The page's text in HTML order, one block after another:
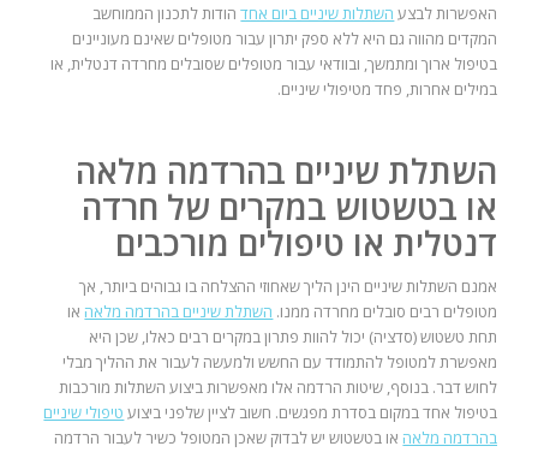
האפשרות לבצע השתלות שיניים ביום אחדהודות לתכנון הממוחשב
המקדים מהווה גם היא ללא ספק יתרון עבור מטופלים שאינם מעוניינים
בטיפול ארוך ומתמשך, ובוודאי עבור מטופלים שסובלים מחרדה דנטלית, או
במילים אחרות, פחד מטיפולי שיניים.
השתלת שיניים בהרדמה מלאה
או בטשטוש במקרים של חרדה
דנטלית או טיפולים מורכבים
אמנם השתלות שיניים הינן הליך שאחוזי ההצלחה בו גבוהים ביותר, אך
מטופלים רבים סובלים מחרדה ממנו. השתלת שיניים בהרדמה מלאה או
תחת טשטוש (סדציה) יכול להוות פתרון במקרים רבים כאלו, שכן היא
מאפשרת למטופל להתמודד עם החשש ולמעשה לעבור את ההליך מבלי
לחוש דבר. בנוסף, שיטות הרדמה אלו מאפשרות ביצוע השתלות מורכבות
בטיפול אחד במקום בסדרת מפגשים. חשוב לציין שלפני ביצוע טיפולי שיניים
בהרדמה מלאה או בטשטוש יש לבדוק שאכן המטופל כשיר לעבור הרדמה